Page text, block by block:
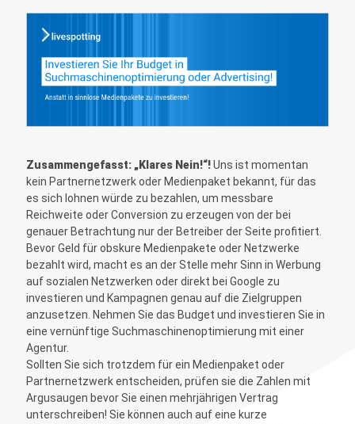
Zusammengefasst: „Klares Nein!“!Uns ist momentan
kein Partnernetzwerk oder Medienpaket bekannt, für das
es sich lohnen würde zu bezahlen, um messbare
Reichweite oder Conversion zu erzeugen von der bei
genauer Betrachtung nur der Betreiber der Seite profitiert.
Bevor Geld für obskure Medienpakete oder Netzwerke
bezahlt wird, macht es an der Stelle mehr Sinn in Werbung
auf sozialen Netzwerken oder direkt bei Google zu
investieren und Kampagnen genau auf die Zielgruppen
anzusetzen. Nehmen Sie das Budget und investieren Sie in
eine vernünftige Suchmaschinenoptimierung mit einer
Agentur.
Sollten Sie sich trotzdem für ein Medienpaket oder
Partnernetzwerk entscheiden, prüfen sie die Zahlen mit
Argusaugen bevor Sie einen mehrjährigen Vertrag
unterschreiben! Sie können auch auf eine kurze